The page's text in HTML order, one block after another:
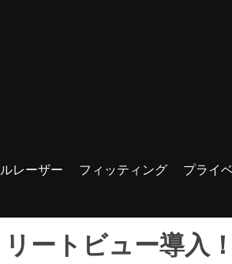
レーザー フィッティング プライ
ートビュー導入！